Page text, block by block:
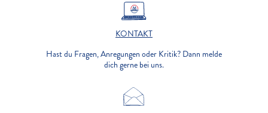
KONTAKT
Hast du Fragen, Anregungen oder Kritik? Dann melde
dich gerne bei uns.